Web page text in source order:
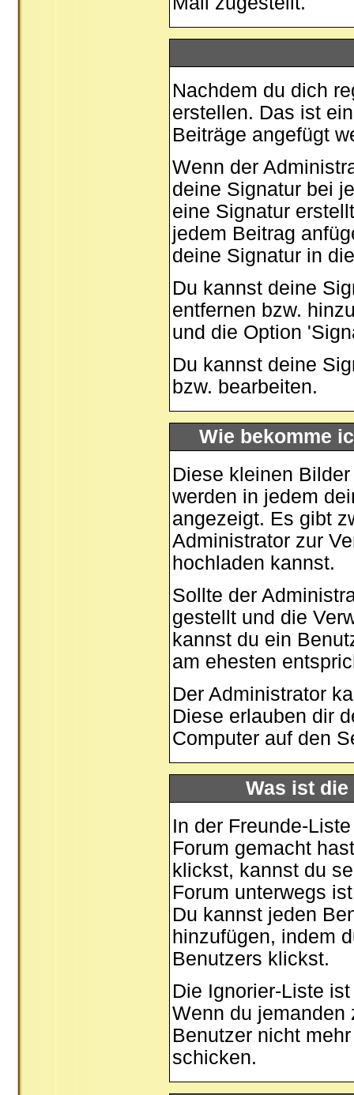
Nachdem du dich
erstellen. Das ist
Beiträge angefügt
Wenn der
deine Signatur bei
eine Signatur
jedem Beitrag
deine Signatur in
Du kannst deine
entfernen bzw.
und die Option
Du kannst deine
bzw. bearbeiten.
Wie bekomme
Diese kleinen
werden in jedem
angezeigt. Es gibt
Administrator zur
hochladen kannst.
Sollte der
gestellt und die
kannst du ein
am ehesten
Der Administrator
Diese erlauben dir
Computer auf den
Was ist
In der Freunde-
Forum gemacht
klickst, kannst du
Forum unterwegs
Du kannst jeden
hinzufügen, indem
Benutzers klickst.
Die Ignorier-Liste
Wenn du jemanden
Benutzer nicht
schicken.